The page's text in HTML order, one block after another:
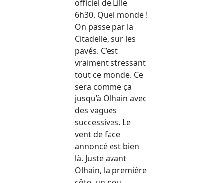
officiel de Lille
6h30. Quel monde !
On passe par la
Citadelle, sur les
pavés. C’est
vraiment stressant
tout ce monde. Ce
sera comme ça
jusqu’à Olhain avec
des vagues
successives. Le
vent de face
annoncé est bien
là. Juste avant
Olhain, la première